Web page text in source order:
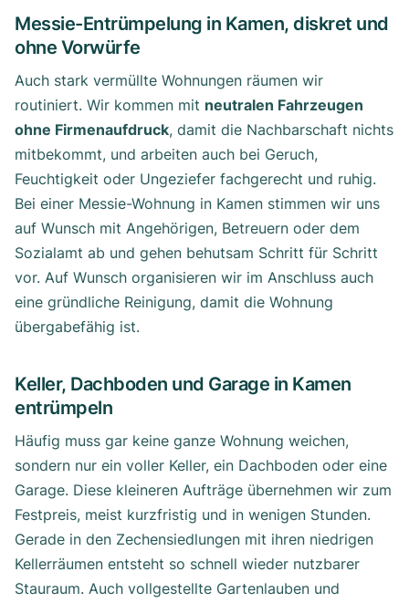
Messie-Entrümpelung in Kamen, diskret und
ohne Vorwürfe
Auch stark vermüllte Wohnungen räumen wir
routiniert. Wir kommen mit neutralen Fahrzeugen
ohne Firmenaufdruck, damit die Nachbarschaft nichts
mitbekommt, und arbeiten auch bei Geruch,
Feuchtigkeit oder Ungeziefer fachgerecht und ruhig.
Bei einer Messie-Wohnung in Kamen stimmen wir uns
auf Wunsch mit Angehörigen, Betreuern oder dem
Sozialamt ab und gehen behutsam Schritt für Schritt
vor. Auf Wunsch organisieren wir im Anschluss auch
eine gründliche Reinigung, damit die Wohnung
übergabefähig ist.
Keller, Dachboden und Garage in Kamen
entrümpeln
Häufig muss gar keine ganze Wohnung weichen,
sondern nur ein voller Keller, ein Dachboden oder eine
Garage. Diese kleineren Aufträge übernehmen wir zum
Festpreis, meist kurzfristig und in wenigen Stunden.
Gerade in den Zechensiedlungen mit ihren niedrigen
Kellerräumen entsteht so schnell wieder nutzbarer
Stauraum. Auch vollgestellte Gartenlauben und